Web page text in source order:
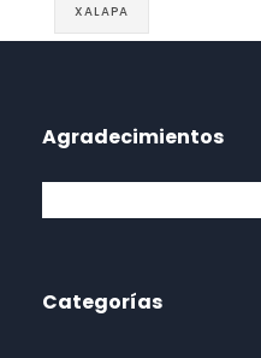
XALAPA
Agradecimientos
Categorías